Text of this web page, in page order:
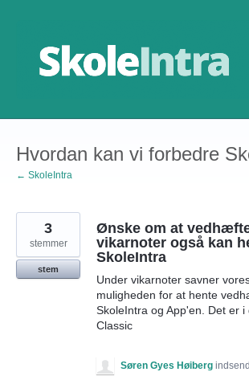
Hvordan kan vi forbedre
← SkoleIntra
Ønske om at
vikarnoter også kan
SkoleIntra
Under vikarnoter savner
muligheden for at hente
SkoleIntra og App'en. Det er
Classic
3
stemmer
stem
Søren Gyes Høiberg